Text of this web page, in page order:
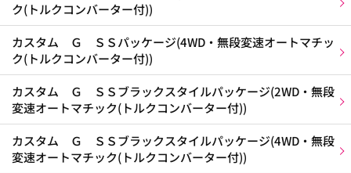
ク(トルクコンバーター付))
カスタム Ｇ ＳＳパッケージ(4WD・無段変速オートマチッ
ク(トルクコンバーター付))
カスタム Ｇ ＳＳブラックスタイルパッケージ(2WD・無段
変速オートマチック(トルクコンバーター付))
カスタム Ｇ ＳＳブラックスタイルパッケージ(4WD・無段
変速オートマチック(トルクコンバーター付))